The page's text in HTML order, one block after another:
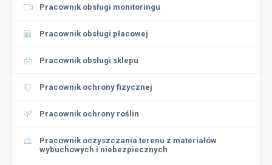
Pracownik obsługi monitoringu
Pracownik obsługi płacowej
Pracownik obsługi sklepu
Pracownik ochrony fizycznej
Pracownik ochrony roślin
Pracownik oczyszczania terenu z materiałów
wybuchowych i niebezpiecznych